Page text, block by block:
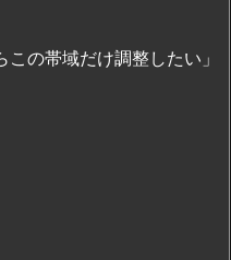
この帯域だけ調整したい」